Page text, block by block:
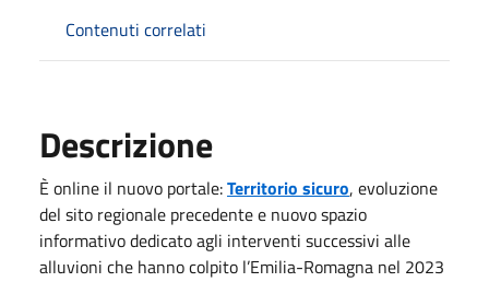
Contenuti correlati
Descrizione
È online il nuovo portale:Territorio sicuro, evoluzione
del sito regionale precedente e nuovo spazio
informativo dedicato agli interventi successivi alle
alluvioni che hanno colpito l’Emilia-Romagna nel 2023